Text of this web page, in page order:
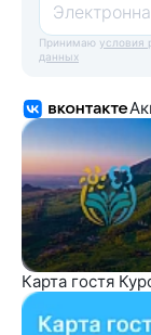
Принимаю условия
данных
Карта гостя